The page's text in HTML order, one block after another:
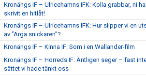
Kronängs IF – Ulricehamns IFK: Kolla grabbar, ni
skrivit en hitlåt!
Kronängs IF – Ulricehamns IFK: Hur slipper vi en
av ”Arga snickaren”?
Kronängs IF – Kinna IF: Som i en Wallander-film
Kronängs IF – Horreds IF: Äntligen seger – fast
sättet vi hade tänkt oss